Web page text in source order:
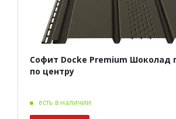
Софит Docke Premium Шоколад
по центру
есть в наличии